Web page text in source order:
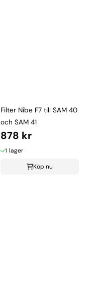
Filter Nibe F7 till SAM 40
och SAM 41
878 kr
I lager
Köp nu